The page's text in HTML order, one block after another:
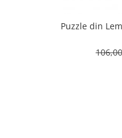
Puzzle din